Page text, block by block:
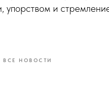
упорством и
ВСЕ НОВОСТИ